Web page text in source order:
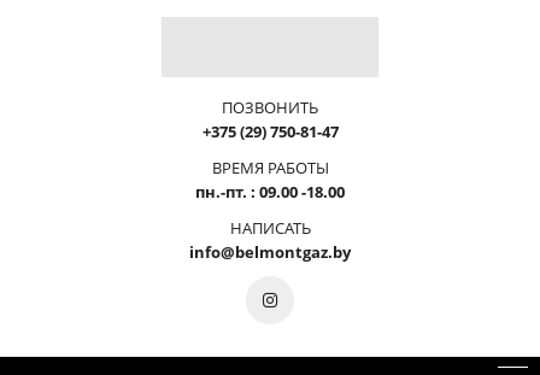
ПОЗВОНИТЬ
+375 (29) 750-81-47
ВРЕМЯ РАБОТЫ
пн.-пт. : 09.00 -18.00
НАПИСАТЬ
info@belmontgaz.by